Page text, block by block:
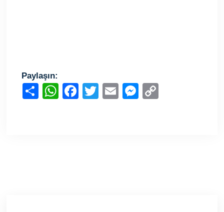
Paylaşın: